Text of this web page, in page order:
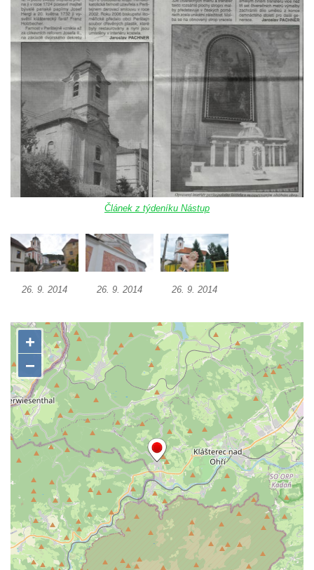
Protestantský (evangelicko-luterský) kostel
Crostau
Kaple Nanebevstoupení Panny Marie ve
Svitavě
Výklenková kaple Piety ve Svojkově
Kostel Nejsvětější Trojice ve Velenicích
Kostel svatého Vavřince v Okounově
Kostel svatých Petra a Pavla v Semilech
Kostel Nanebevzetí Panny Marie (St. Mariä
Himmelfahrt) v Schirgiswalde
Krasíkov
Kaple Olivetské hory pod věží kostela
Výklenková kaple v Teplické ulici u stadionu
v Duchcově
Evangelický kostel v Duchcově
Kostel svatých Petra a Pavla v Jeníkově
Kaple svaté Anny v Jeníkově
Kaple Panny Marie v Lahošti
Kaple svatého Jana Nepomuckého v
Lahošti
Kostel svatého Mikuláše v Mikulášovicích
Kaple Tří otců v Mikulášovicích
Kaple Matky Boží v Mikulášovicích
Článek z týdeníku Nástup
26. 9. 2014 26. 9. 2014 26. 9. 2014